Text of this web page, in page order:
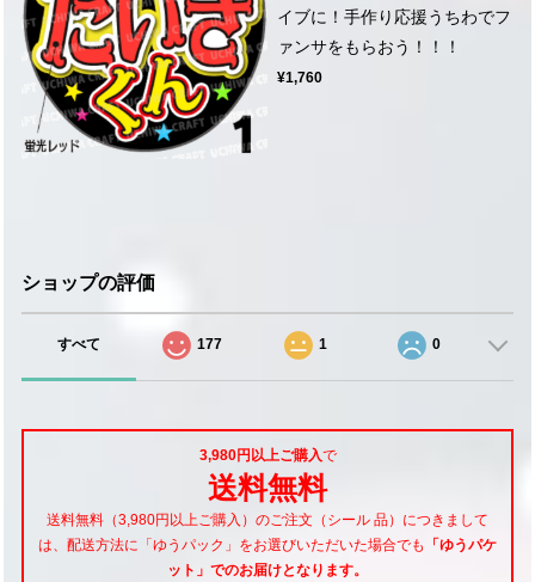
イブに！手作り応援うちわでフ
ァンサをもらおう！！！
¥1,760
ショップの評価
すべて 177 1 0
3,980円以上ご購入で
送料無料
送料無料（3,980円以上ご購入）のご注文（シール 品）につきまして
は、配送方法に「ゆうパック」をお選びいただいた場合でも
「ゆうパケ
ット」でのお届けとなります。